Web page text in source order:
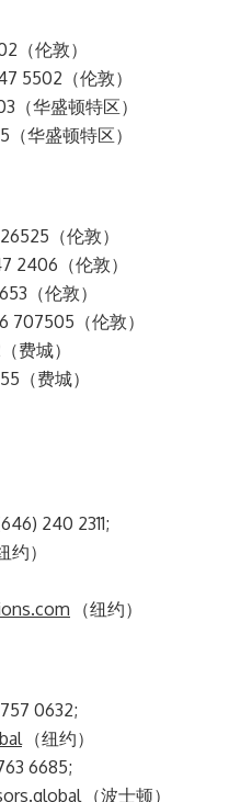
（伦敦）
5502（伦敦）
（华盛顿特区）
华盛顿特区）
（伦敦）
2406（伦敦）
（伦敦）
（伦敦）
费城）
（费城）
240 2311;
约）
（纽约）
0632;
（纽约）
6685;
（波士顿）